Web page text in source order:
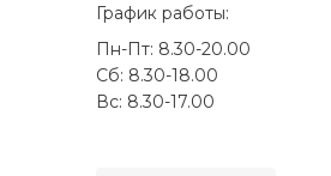
График работы:
Пн-Пт: 8.30-20.00
Сб: 8.30-18.00
Вс: 8.30-17.00